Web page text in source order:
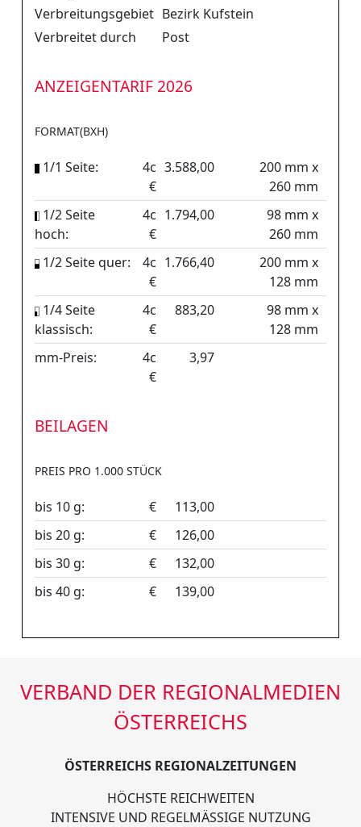
Verbreitungsgebiet Bezirk Kufstein
Verbreitet durch
Post
ANZEIGENTARIF 2026
FORMAT(BXH)
1/1 Seite:
4c
€
3.588,00
200 mm x
260 mm
1/2 Seite
hoch:
4c
€
1.794,00
98 mm x
260 mm
1/2 Seite quer:
4c
€
1.766,40
200 mm x
128 mm
1/4 Seite
klassisch:
4c
€
883,20
98 mm x
128 mm
mm-Preis:
4c
€
3,97
BEILAGEN
PREIS PRO 1.000 STÜCK
bis 10 g: €
113,00
bis 20 g:
€
126,00
bis 30 g:
€
132,00
bis 40 g:
€ 139,00
VERBAND DER REGIONALMEDIEN
ÖSTERREICHS
ÖSTERREICHS REGIONALZEITUNGEN
HÖCHSTE REICHWEITEN
INTENSIVE UND REGELMÄSSIGE NUTZUNG